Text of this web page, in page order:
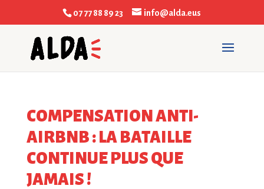
07 77 88 89 23 info@alda.eus
COMPENSATION ANTI-
AIRBNB : LA BATAILLE
CONTINUE PLUS QUE
JAMAIS !